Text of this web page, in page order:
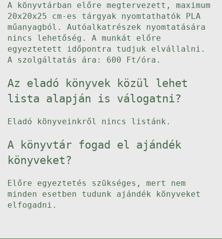
A könyvtárban előre megtervezett, maximum
20x20x25 cm-es tárgyak nyomtathatók PLA
műanyagból. Autóalkatrészek nyomtatására
nincs lehetőség. A munkát előre
egyeztetett időpontra tudjuk elvállalni.
A szolgáltatás ára: 600 Ft/óra.
Az eladó könyvek közül lehet
lista alapján is válogatni?
Eladó könyveinkről nincs listánk.
A könyvtár fogad el ajándék
könyveket?
Előre egyeztetés szükséges, mert nem
minden esetben tudunk ajándék könyveket
elfogadni.